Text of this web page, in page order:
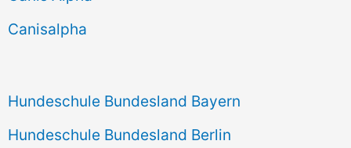
h
Canisalpha
Hundeschule Bundesland Bayern
Hundeschule Bundesland Berlin